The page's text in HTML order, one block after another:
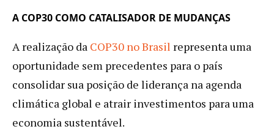
A COP30 COMO CATALISADOR DE MUDANÇAS
A realização da COP30 no Brasil representa uma
oportunidade sem precedentes para o país
consolidar sua posição de liderança na agenda
climática global e atrair investimentos para uma
economia sustentável.